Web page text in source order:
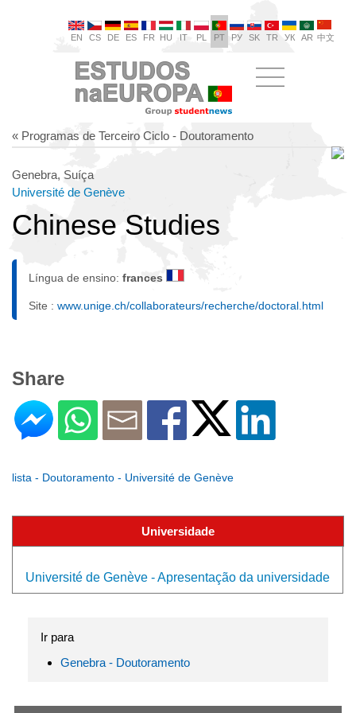
EN CS DE ES FR HU IT PL PT РУ SK TR УК AR 中文
« Programas de Terceiro Ciclo - Doutoramento
Genebra, Suíça
Université de Genève
Chinese Studies
Língua de ensino: frances
Site : www.unige.ch/collaborateurs/recherche/doctoral.html
Share
lista - Doutoramento - Université de Genève
Universidade
Université de Genève - Apresentação da universidade
Ir para
Genebra - Doutoramento